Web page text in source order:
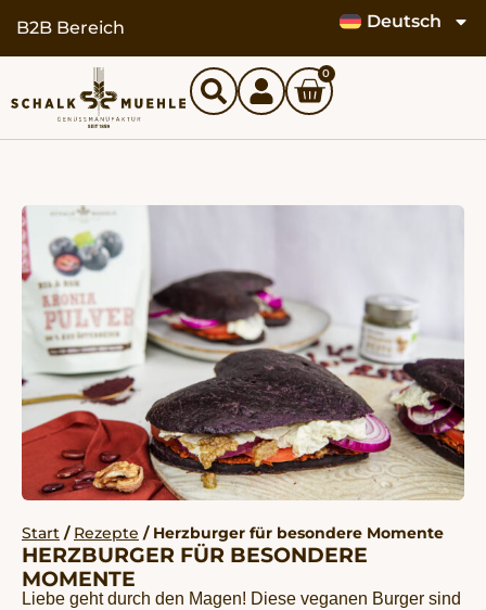
B2B Bereich Deutsch
0
Start / Rezepte / Herzburger für besondere Momente
HERZBURGER FÜR BESONDERE
MOMENTE
Liebe geht durch den Magen! Diese veganen Burger sind